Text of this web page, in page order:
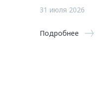
31 июля 2026
Подробнее